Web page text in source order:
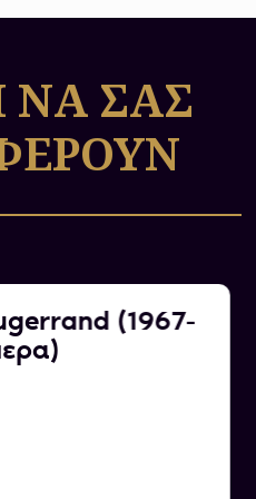
για την
ΝΑ ΣΑΣ
(1967-